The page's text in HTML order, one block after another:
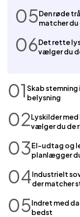
05Den røde
matcher
06Det rette
vælger du
01 Skab
belysning
02Lyskilder
vælger du de
03El-udtag og
planlægger
04Industrielt
der matcher
05Indret med
bedst